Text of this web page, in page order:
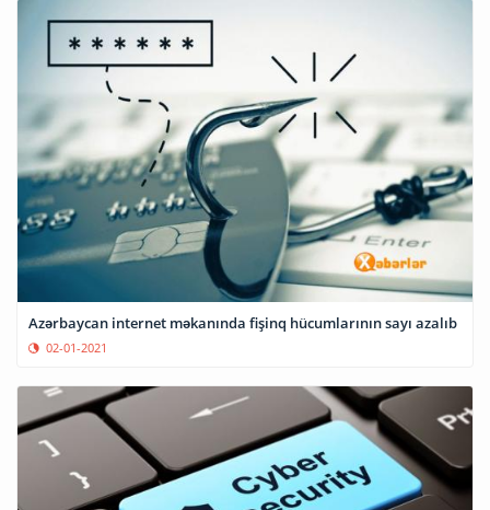
Azərbaycan internet məkanında fişinq hücumlarının sayı azalıb
02-01-2021